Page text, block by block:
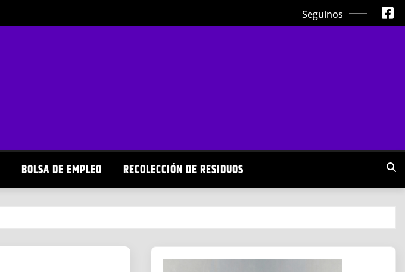
Seguinos
BOLSA DE EMPLEO RECOLECCIÓN DE RESIDUOS